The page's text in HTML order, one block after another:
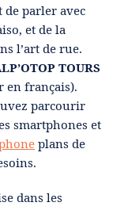
de parler avec
et de la
l’art de rue.
TOURS
en français).
parcourir
smartphones et
plans de
dans les